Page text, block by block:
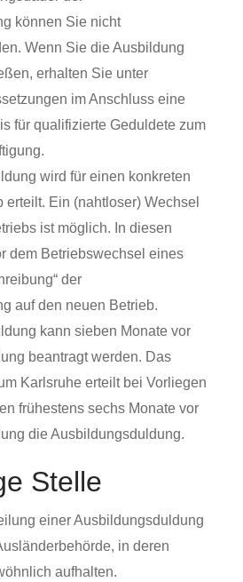
können Sie nicht
Wenn Sie die Ausbildung
erhalten Sie unter
im Anschluss eine
für qualifizierte Geduldete zum
wird für einen konkreten
Ein (nahtloser) Wechsel
ist möglich. In diesen
dem Betriebswechsel eines
der
auf den neuen Betrieb.
kann sieben Monate vor
beantragt werden. Das
Karlsruhe erteilt bei Vorliegen
frühestens sechs Monate vor
die Ausbildungsduldung.
Stelle
einer Ausbildungsduldung
in deren
aufhalten.